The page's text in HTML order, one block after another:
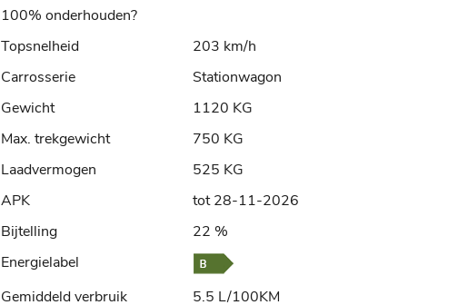
100% onderhouden?
Topsnelheid
203 km/h
Carrosserie
Stationwagon
Gewicht
1120 KG
Max. trekgewicht
750 KG
Laadvermogen
525 KG
APK
tot 28-11-2026
Bijtelling
22 %
Energielabel
Gemiddeld verbruik
5.5 L/100KM